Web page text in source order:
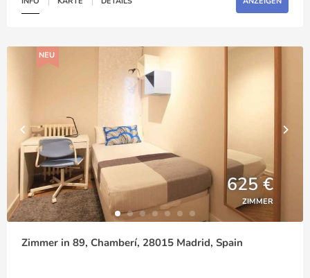
NEU
625 €
ZIMMER
Zimmer in 89, Chamberí, 28015 Madrid, Spain